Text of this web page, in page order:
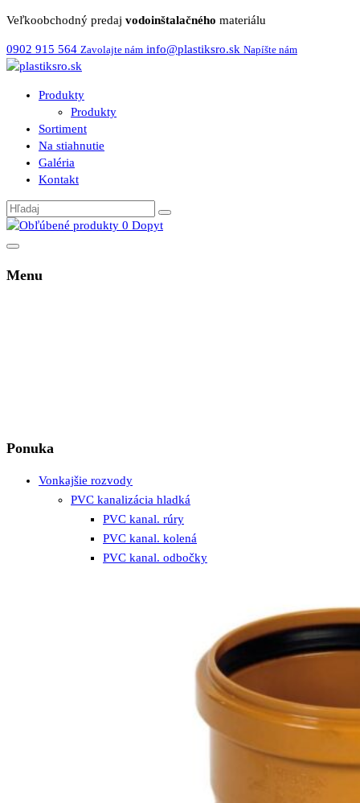
Veľkoobchodný predaj vodoinštalačného materiálu
0902 915 564 Zavolajte nám info@plastiksro.sk Napíšte nám
Produkty
Produkty
Sortiment
Na stiahnutie
Galéria
Kontakt
0 Dopyt
Menu
Ponuka
Vonkajšie rozvody
PVC kanalizácia hladká
PVC kanal. rúry
PVC kanal. kolená
PVC kanal. odbočky